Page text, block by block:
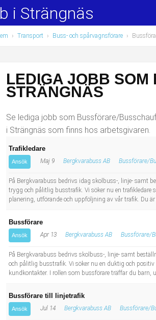
Yrkesområden
juridik
Populära jobb
och äldreboende
Socialpedagog
i Strängnäs
› Transport › Buss- och spårvagnsförare ›
LEDIGA JOBB SOM
STRÄNGNÄS
Se lediga jobb som Bussförare/
i Strängnäs som finns hos arbetsgivaren.
Trafikledare
Ansök Maj 9 Bergkvarabuss AB Bussförare/
På Bergkvarabuss bedrivs idag skolbuss-, linje- samt
trygg och pålitlig busstrafik. Vi söker nu en trafikledare
planering, utförande och uppföljning av vår trafik. Du
Bussförare
Ansök Apr 13 Bergkvarabuss AB Bussförare/
På Bergkvarabuss bedrivs skolbuss-, linje- samt
och pålitlig busstrafik. Vi söker nu en duktig och
kundkontakter. I rollen som bussförare träffar du barn,
Bussförare till linjetrafik
Ansök Jul 14 Bergkvarabuss AB Bussförare/